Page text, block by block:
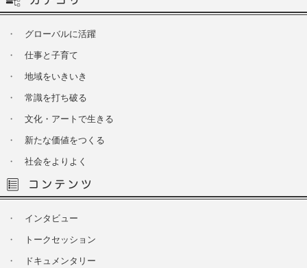
・ グローバルに活躍
・ 仕事と子育て
・ 地域をいきいき
・ 常識を打ち破る
・ 文化・アートで生きる
・ 新たな価値をつくる
・ 社会をよりよく
・ インタビュー
・ トークセッション
・ ドキュメンタリー